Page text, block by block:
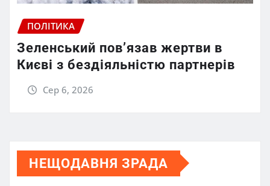
ПОЛІТИКА
Зеленський пов’язав жертви в
Києві з бездіяльністю партнерів
Сер 6, 2026
НЕЩОДАВНЯ ЗРАДА